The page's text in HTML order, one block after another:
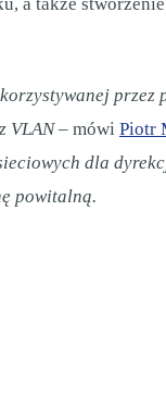
przez
VLAN– mówi Piotr
dla
powitalną.